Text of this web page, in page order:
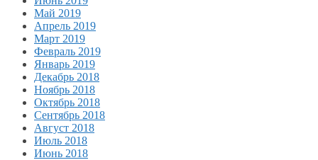
Май 2019
Апрель 2019
Март 2019
Февраль 2019
Январь 2019
Декабрь 2018
Ноябрь 2018
Октябрь 2018
Сентябрь 2018
Август 2018
Июль 2018
Июнь 2018